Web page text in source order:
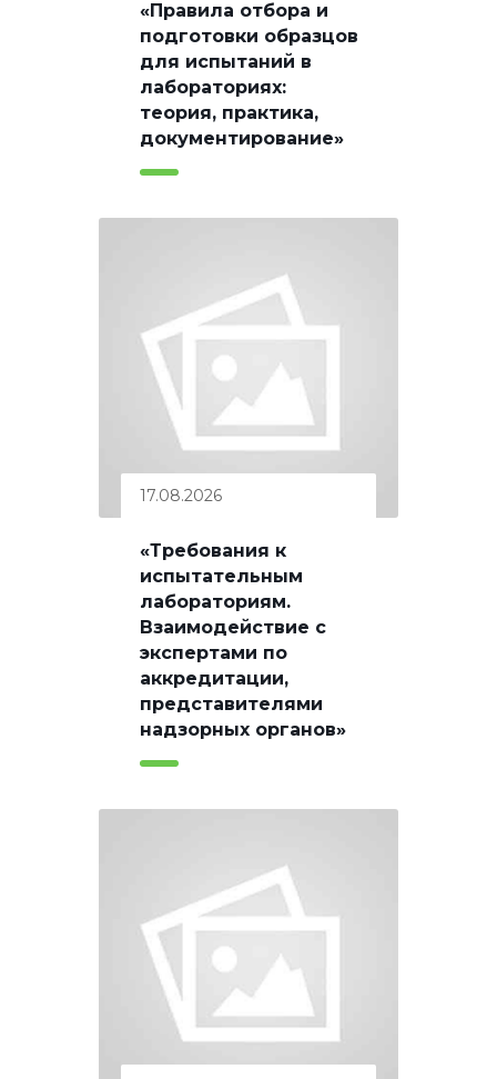
«Правила отбора и
подготовки образцов
для испытаний в
лабораториях:
теория, практика,
документирование»
17.08.2026
«Требования к
испытательным
лабораториям.
Взаимодействие с
экспертами по
аккредитации,
представителями
надзорных органов»